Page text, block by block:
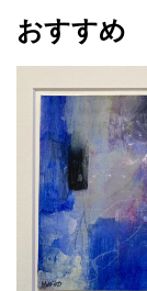
おすすめ